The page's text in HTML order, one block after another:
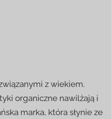
z wiekiem.
organiczne nawilżają i
marka, która słynie ze